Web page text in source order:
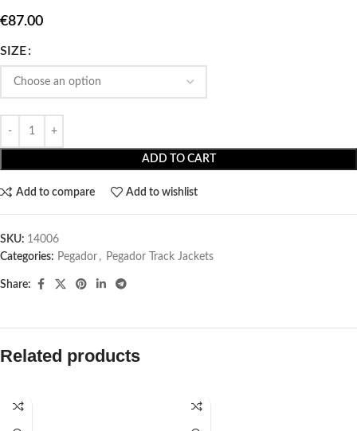
€87.00
SIZE
ADD TO CART
Add to compare Add to wishlist
SKU: 14006
Categories: Pegador​ , Pegador Track Jackets
Share:
Related products